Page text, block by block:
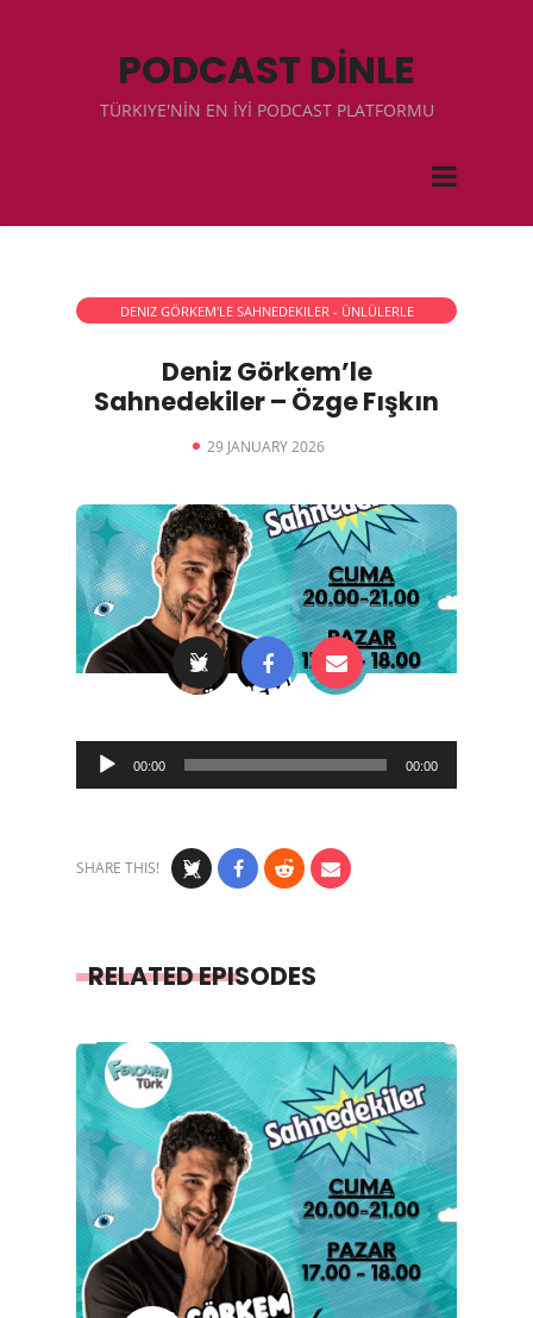
PODCAST DİNLE
TÜRKIYE'NİN EN İYİ PODCAST PLATFORMU
DENIZ GÖRKEM'LE SAHNEDEKILER - ÜNLÜLERLE
Deniz Görkem’le
Sahnedekiler – Özge Fışkın
29 JANUARY 2026
Audio
Player
00:00 00:00
SHARE THIS!
RELATED EPISODES